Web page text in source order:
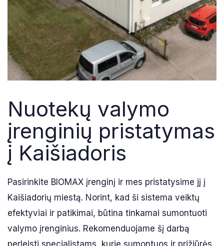
Nuotekų valymo
įrenginių pristatymas
į Kaišiadoris
Pasirinkite BIOMAX įrenginį ir mes pristatysime jį į
Kaišiadorių miestą. Norint, kad ši sistema veiktų
efektyviai ir patikimai, būtina tinkamai sumontuoti
valymo įrenginius. Rekomenduojame šį darbą
perleisti specialistams, kurie sumontuos ir prižiūrės